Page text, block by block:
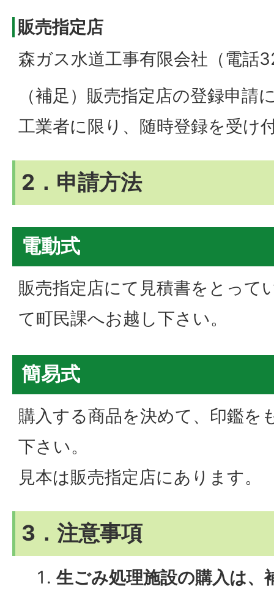
販売指定店
森ガス水道工事有限会社（電話
（補足）販売指定店の登録申請
工業者に限り、随時登録を受け
2．申請方法
電動式
販売指定店にて見積書をとって
て町民課へお越し下さい。
簡易式
購入する商品を決めて、印鑑を
下さい。
見本は販売指定店にあります。
3．注意事項
生ごみ処理施設の購入は、